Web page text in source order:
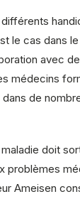
le cas dans
avec
médecins
de
doit
problèmes
Ameisen